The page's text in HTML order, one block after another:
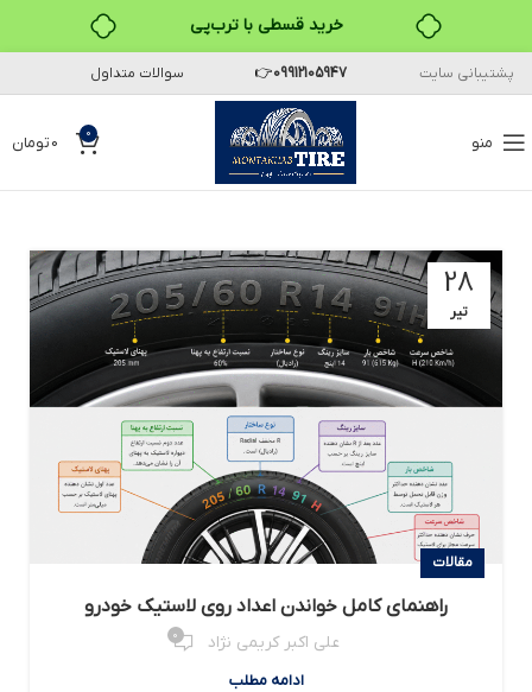
۴ قسط، بدون کارمزد
بدون ضامن، بدون سود
خرید قسطی با ترب‌پی
پشتیبانی سایت 09912105947
👉 سوالات متداول
منو 0
0تومان
28
تیر
مقالات
راهنمای کامل خواندن اعداد روی لاستیک خودرو
علی اکبر کریمی نژاد 0
ادامه مطلب